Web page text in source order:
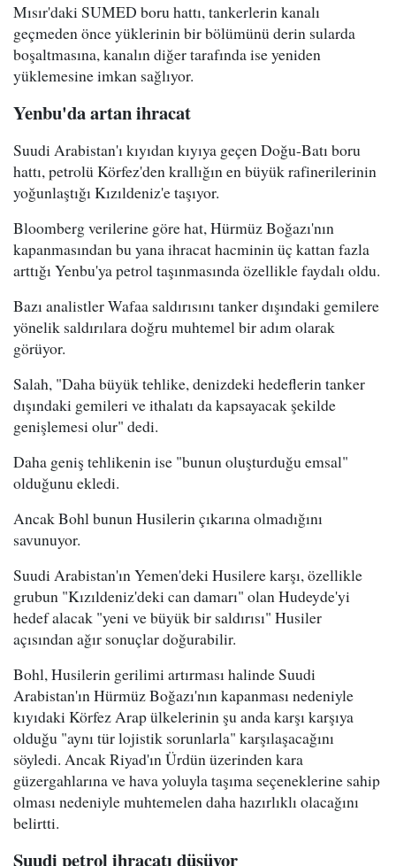
Mısır'daki SUMED boru hattı, tankerlerin kanalı
geçmeden önce yüklerinin bir bölümünü derin sularda
boşaltmasına, kanalın diğer tarafında ise yeniden
yüklemesine imkan sağlıyor.
Yenbu'da artan ihracat
Suudi Arabistan'ı kıyıdan kıyıya geçen Doğu-Batı boru
hattı, petrolü Körfez'den krallığın en büyük rafinerilerinin
yoğunlaştığı Kızıldeniz'e taşıyor.
Bloomberg verilerine göre hat, Hürmüz Boğazı'nın
kapanmasından bu yana ihracat hacminin üç kattan fazla
arttığı Yenbu'ya petrol taşınmasında özellikle faydalı oldu.
Bazı analistler Wafaa saldırısını tanker dışındaki gemilere
yönelik saldırılara doğru muhtemel bir adım olarak
görüyor.
Salah, "Daha büyük tehlike, denizdeki hedeflerin tanker
dışındaki gemileri ve ithalatı da kapsayacak şekilde
genişlemesi olur" dedi.
Daha geniş tehlikenin ise "bunun oluşturduğu emsal"
olduğunu ekledi.
Ancak Bohl bunun Husilerin çıkarına olmadığını
savunuyor.
Suudi Arabistan'ın Yemen'deki Husilere karşı, özellikle
grubun "Kızıldeniz'deki can damarı" olan Hudeyde'yi
hedef alacak "yeni ve büyük bir saldırısı" Husiler
açısından ağır sonuçlar doğurabilir.
Bohl, Husilerin gerilimi artırması halinde Suudi
Arabistan'ın Hürmüz Boğazı'nın kapanması nedeniyle
kıyıdaki Körfez Arap ülkelerinin şu anda karşı karşıya
olduğu "aynı tür lojistik sorunlarla" karşılaşacağını
söyledi. Ancak Riyad'ın Ürdün üzerinden kara
güzergahlarına ve hava yoluyla taşıma seçeneklerine sahip
olması nedeniyle muhtemelen daha hazırlıklı olacağını
belirtti.
Suudi petrol ihracatı düşüyor